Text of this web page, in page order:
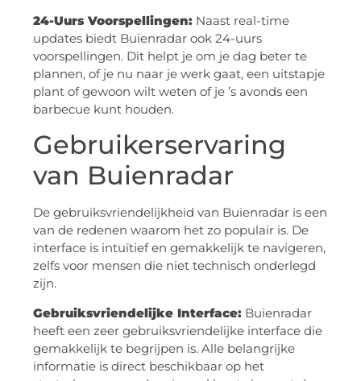
24-Uurs Voorspellingen: Naast real-time
updates biedt Buienradar ook 24-uurs
voorspellingen. Dit helpt je om je dag beter te
plannen, of je nu naar je werk gaat, een uitstapje
plant of gewoon wilt weten of je ’s avonds een
barbecue kunt houden.
Gebruikerservaring
van Buienradar
De gebruiksvriendelijkheid van Buienradar is een
van de redenen waarom het zo populair is. De
interface is intuïtief en gemakkelijk te navigeren,
zelfs voor mensen die niet technisch onderlegd
zijn.
Gebruiksvriendelijke Interface: Buienradar
heeft een zeer gebruiksvriendelijke interface die
gemakkelijk te begrijpen is. Alle belangrijke
informatie is direct beschikbaar op het